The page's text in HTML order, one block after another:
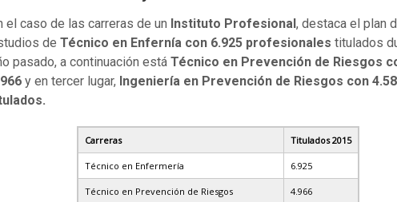
el caso de las carreras de un Instituto Profesional, destaca el plan
de Técnico en Enfernía con 6.925 profesionales titulados
pasado, a continuación está Técnico en Prevención de Riesgos
y en tercer lugar, Ingeniería en Prevención de Riesgos con
Carreras Titulados 2015
Técnico en Enfermería 6.925
Técnico en Prevención de Riesgos 4.966